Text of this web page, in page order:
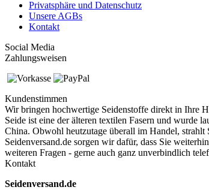
Privatsphäre und Datenschutz
Unsere AGBs
Kontakt
Social Media
Zahlungsweisen
Kundenstimmen
Wir bringen hochwertige Seidenstoffe direkt in Ihre
Seide ist eine der älteren textilen Fasern und wurde
China. Obwohl heutzutage überall im Handel,
Seidenversand.de sorgen wir dafür, dass Sie
weiteren Fragen - gerne auch ganz unverbindlich
Kontakt
Seidenversand.de